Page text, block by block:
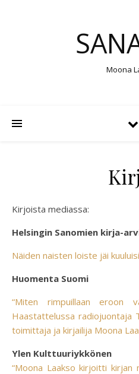
Moona
Kirjoista mediassa:
Helsingin Sanomien kirja-
Näiden naisten loiste jäi
Huomenta Suomi
“Miten rimpuillaan eroon
Haastattelussa radiojuontaja
toimittaja ja kirjailija Moona
Ylen Kulttuuriykkönen
“Moona Laakso kirjoitti